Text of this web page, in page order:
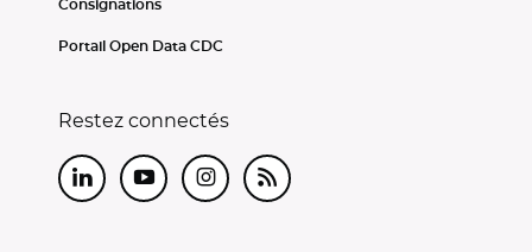
Consignations
Portail Open Data CDC
Restez connectés
LinkedInYoutubeInstagram
RSS